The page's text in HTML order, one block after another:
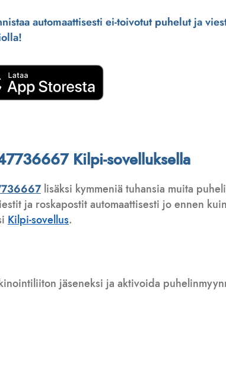
automaattisesti ei-toivotut puhelut ja
Kilpi-sovelluksella
lisäksi kymmeniä tuhansia muita
ja roskapostit automaattisesti jo ennen
Kilpi-sovellus.
jäseneksi ja aktivoida